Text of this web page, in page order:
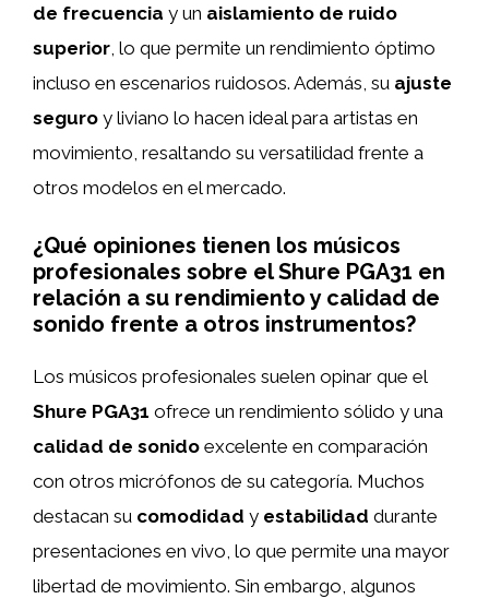
de frecuencia y un aislamiento de ruido
superior , lo que permite un rendimiento óptimo
incluso en escenarios ruidosos. Además, su ajuste
seguro y liviano lo hacen ideal para artistas en
movimiento, resaltando su versatilidad frente a
otros modelos en el mercado.
¿Qué opiniones tienen los músicos
profesionales sobre el Shure PGA31 en
relación a su rendimiento y calidad de
sonido frente a otros instrumentos?
Los músicos profesionales suelen opinar que el
Shure PGA31 ofrece un rendimiento sólido y una
calidad de sonido excelente en comparación
con otros micrófonos de su categoría. Muchos
destacan su comodidad y estabilidad durante
presentaciones en vivo, lo que permite una mayor
libertad de movimiento. Sin embargo, algunos